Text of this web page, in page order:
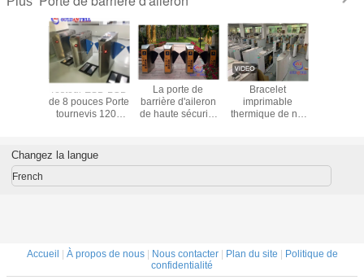
et
de
Testeur ESD LCD
de 8 pouces Porte
tournevis 1200
La porte de
barrière d'aileron
de haute sécurité
menée variable
Bracelet
imprimable
thermique de nfc
de la Chine de
d'acier inoxydable
d'accès
Changez la langue
French
Accueil | À propos de nous| Nous contacter| Plan du site | Politique de
confidentialité